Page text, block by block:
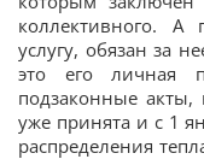
коллективного. А
услугу, обязан за
это его личная
подзаконные
уже принята и с 1
распределения